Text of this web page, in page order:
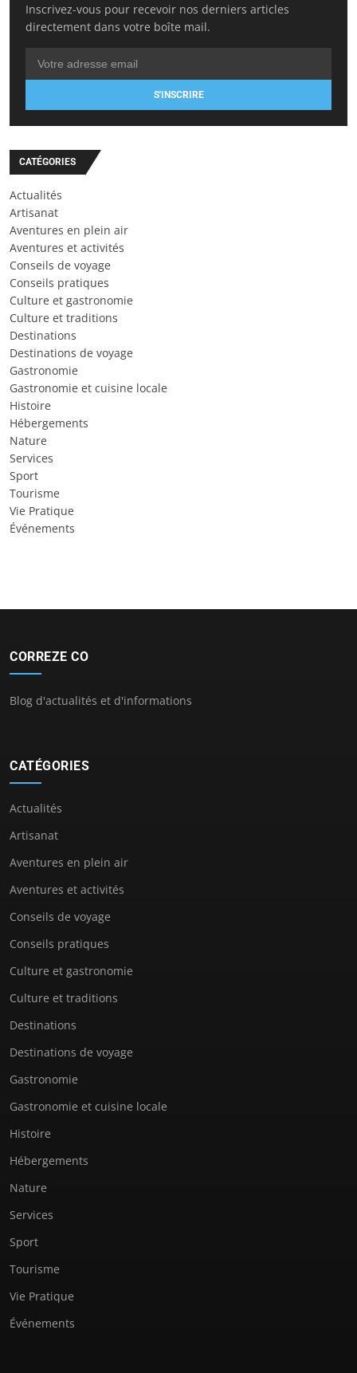
Inscrivez-vous pour recevoir nos derniers articles
directement dans votre boîte mail.
S'INSCRIRE
CATÉGORIES
Actualités
Artisanat
Aventures en plein air
Aventures et activités
Conseils de voyage
Conseils pratiques
Culture et gastronomie
Culture et traditions
Destinations
Destinations de voyage
Gastronomie
Gastronomie et cuisine locale
Histoire
Hébergements
Nature
Services
Sport
Tourisme
Vie Pratique
Événements
CORREZE CO
Blog d'actualités et d'informations
CATÉGORIES
Actualités
Artisanat
Aventures en plein air
Aventures et activités
Conseils de voyage
Conseils pratiques
Culture et gastronomie
Culture et traditions
Destinations
Destinations de voyage
Gastronomie
Gastronomie et cuisine locale
Histoire
Hébergements
Nature
Services
Sport
Tourisme
Vie Pratique
Événements